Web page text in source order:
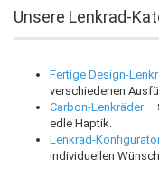
Unsere Lenkrad-
Fertige Design-
verschiedenen
Carbon-Lenkräder–
edle Haptik.
Lenkrad-
individuellen